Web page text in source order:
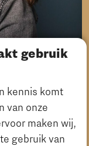
gebruik
kennis komt
van onze
maken wij,
gebruik van
is